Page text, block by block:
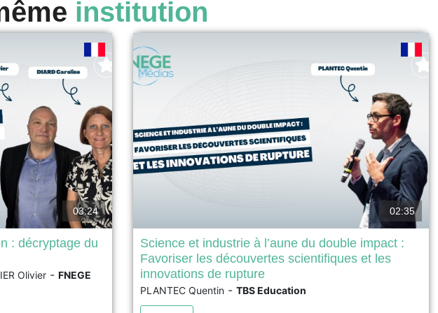
institution
autour
« syndrome du
du cadre
nous analysons
03:24
: décryptage du
Olivier - FNEGE
Prix EFMD FNEGE 2025 du Meilleur Ouvrage de
Management – Catégorie puvrage de recherche collectif
Prix Syntec Conseil du Meilleur Ouvrage de
Management L’ouvrage examine les interactions entre la
02:35
Science et industrie à l’aune du double impact :
Favoriser les découvertes scientifiques et les
innovations de rupture
PLANTEC Quentin -TBS Education